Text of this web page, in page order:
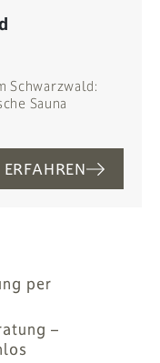
Schwarzwald:
Sauna
per
–